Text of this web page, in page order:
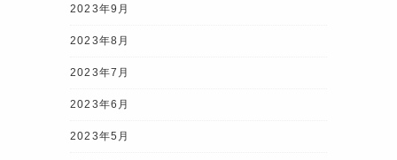
2023年9月
2023年8月
2023年7月
2023年6月
2023年5月